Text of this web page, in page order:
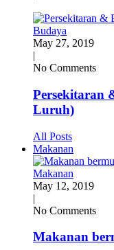
Budaya
May 27, 2019
|
No Comments
Persekitaran
Luruh)
All Posts
Makanan
Makanan
May 12, 2019
|
No Comments
Makanan